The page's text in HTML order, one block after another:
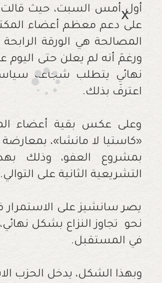
أول أمس السبت، حيث قالت
المصالحة هي الورقة
ورغمَ أنه لم يعلن حتى اليوم
نهائي يتطلب شجاعة
اعترفَ بذلك.
وعلى عكس بقية أعضاء
«كاستيا لا مانشا»،
بمشروع العفو، وذلك
التشريعية الثانية على التوالي.
يصر سانشيز على
نحو تجاوز النزاع بشكل
في المستقبل.
وبهذا الشكل، يدخل الحزب